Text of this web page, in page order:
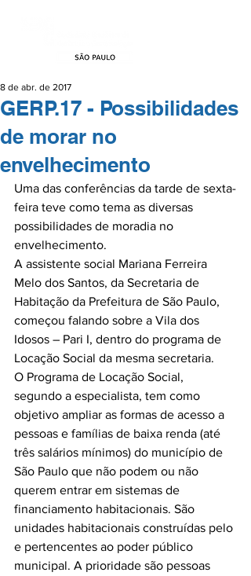
GERP.17 - Possibilidades
de morar no
envelhecimento
8 de abr. de 2017
Uma das conferências da tarde de sexta-
feira teve como tema as diversas
possibilidades de moradia no
envelhecimento.
A assistente social Mariana Ferreira
Melo dos Santos, da Secretaria de
Habitação da Prefeitura de São Paulo,
começou falando sobre a Vila dos
Idosos – Pari I, dentro do programa de
Locação Social da mesma secretaria.
O Programa de Locação Social,
segundo a especialista, tem como
objetivo ampliar as formas de acesso a
pessoas e famílias de baixa renda (até
três salários mínimos) do município de
São Paulo que não podem ou não
querem entrar em sistemas de
financiamento habitacionais. São
unidades habitacionais construídas pelo
e pertencentes ao poder público
municipal. A prioridade são pessoas